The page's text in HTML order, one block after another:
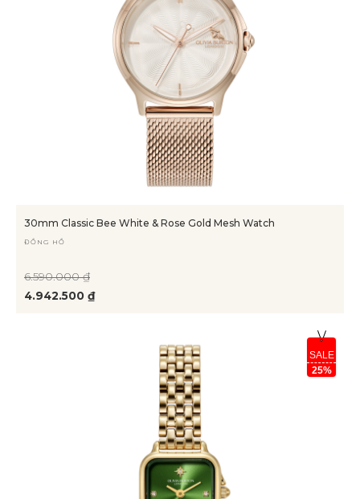
30mm Classic Bee White & Rose Gold Mesh Watch
ĐỒNG HỒ
4.942.500 ₫
6.590.000 ₫
SALE
25%